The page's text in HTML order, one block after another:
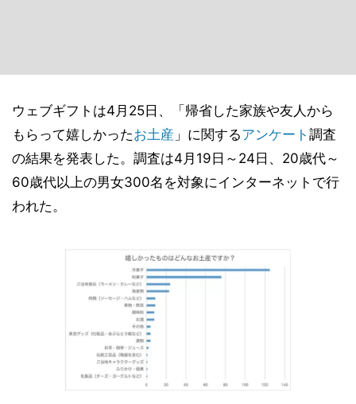
ウェブギフトは4月25日、「帰省した家族や友人から
もらって嬉しかったお土産 」に関するアンケート 調査
の結果を発表した。調査は4月19日～24日、20歳代～
60歳代以上の男女300名を対象にインターネットで行
われた。